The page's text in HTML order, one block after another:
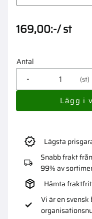
169,00:-/st
Antal
st
-
Lägsta
Snabb frakt
99% av
Hämta
Vi är en